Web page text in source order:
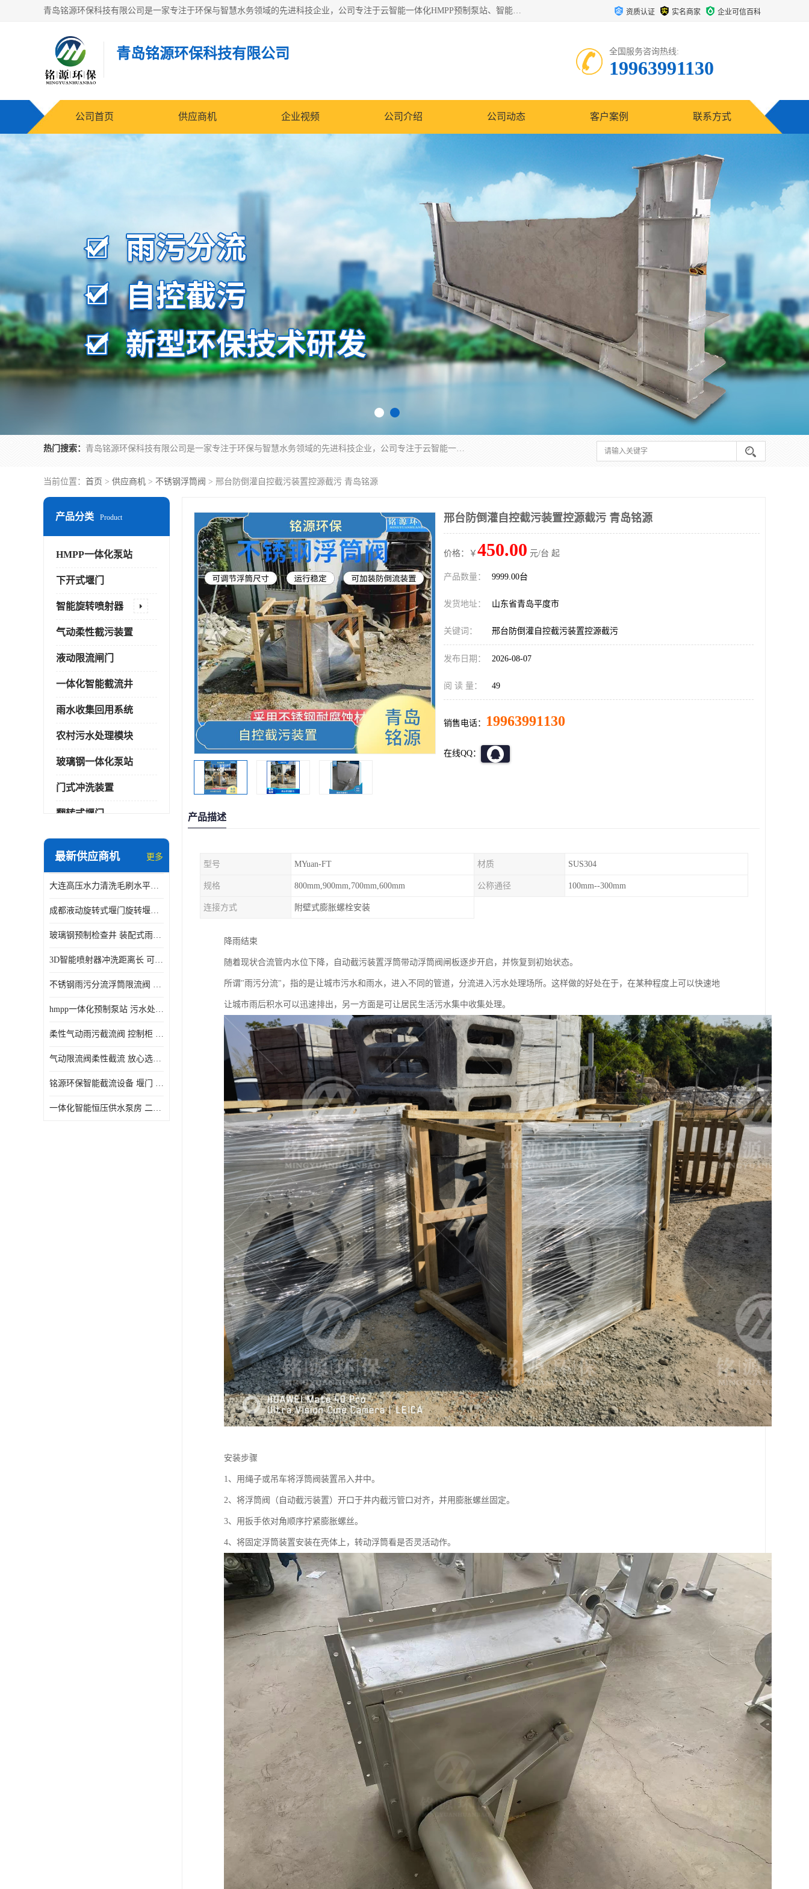
青岛铭源环保科技有限公司是一家专注于环保与智慧水务领域的先进科技企业，公司专注于云智能一体化HMPP预制泵站、智能截流井设备、调蓄池雨洪管理设备、水务循环利用、云智慧水务开发及新型环保技术研发等领域。 资质认证 实名商家 企业可信百科
青岛铭源环保科技有限公司 全国服务咨询热线:
19963991130
公司首页 供应商机 企业视频 公司介绍 公司动态 客户案例 联系方式
热门搜索： 青岛铭源环保科技有限公司是一家专注于环保与智慧水务领域的先进科技企业，公司专注于云智能一体化HMPP预制泵站、智能截流井设备、调蓄池雨洪管理设备、水务循环利用、云智慧水务开发及新型环保技术研发等领域。
当前位置： 首页 > 供应商机 > 不锈钢浮筒阀 > 邢台防倒灌自控截污装置控源截污 青岛铭源
产品分类 Product
HMPP一体化泵站
下开式堰门
智能旋转喷射器
气动柔性截污装置
液动限流闸门
一体化智能截流井
雨水收集回用系统
农村污水处理模块
玻璃钢一体化泵站
门式冲洗装置
翻转式堰门
智能一体化雨水泵站
智能一体化供水泵房
智能一体化净水设备
最新供应商机 更多
大连高压水力清洗毛刷水平自清洁滚刷 水力自动冲洗系统 水力清洗
成都液动旋转式堰门旋转堰门 自动控制 SUS304
玻璃钢预制检查井 装配式雨水污水井 初期弃流井 源头厂家
3D智能喷射器冲洗距离长 可270度旋转 高强度水压远距离喷洗
不锈钢雨污分流浮筒限流阀 DN150-DN1000 品质可信
hmpp一体化预制泵站 污水处理系统 乡镇学校市政排水 厂家供应
柔性气动雨污截流阀 控制柜 远程控制安全性高检修方便
气动限流阀柔性截流 放心选购 控源截污铭源环保
铭源环保智能截流设备 堰门 铸铁调节闸门作用 源头商家 可定制
一体化智能恒压供水泵房 二次加压供水设备户外智慧泵房
邢台防倒灌自控截污装置控源截污 青岛铭源
价格：￥ 450.00 元/台 起
产品数量： 9999.00台
发货地址： 山东省青岛平度市
关键词： 邢台防倒灌自控截污装置控源截污
发布日期： 2026-08-07
阅 读 量： 49
销售电话： 19963991130
在线QQ：
产品描述
型号 MYuan-FT 材质 SUS304
规格 800mm,900mm,700mm,600mm 公称通径 100mm--300mm
连接方式 附壁式膨胀螺栓安装
降雨结束
随着现状合流管内水位下降，自动截污装置浮筒带动浮筒阀闸板逐步开启，并恢复到初始状态。
所谓"雨污分流"，指的是让城市污水和雨水，进入不同的管道，分流进入污水处理场所。这样做的好处在于，在某种程度上可以快速地
让城市雨后积水可以迅速排出，另一方面是可让居民生活污水集中收集处理。
安装步骤
1、用绳子或吊车将浮筒阀装置吊入井中。
2、将浮筒阀（自动截污装置）开口于井内截污管口对齐，并用膨胀螺丝固定。
3、用扳手依对角顺序拧紧膨胀螺丝。
4、将固定浮筒装置安装在壳体上，转动浮筒看是否灵活动作。